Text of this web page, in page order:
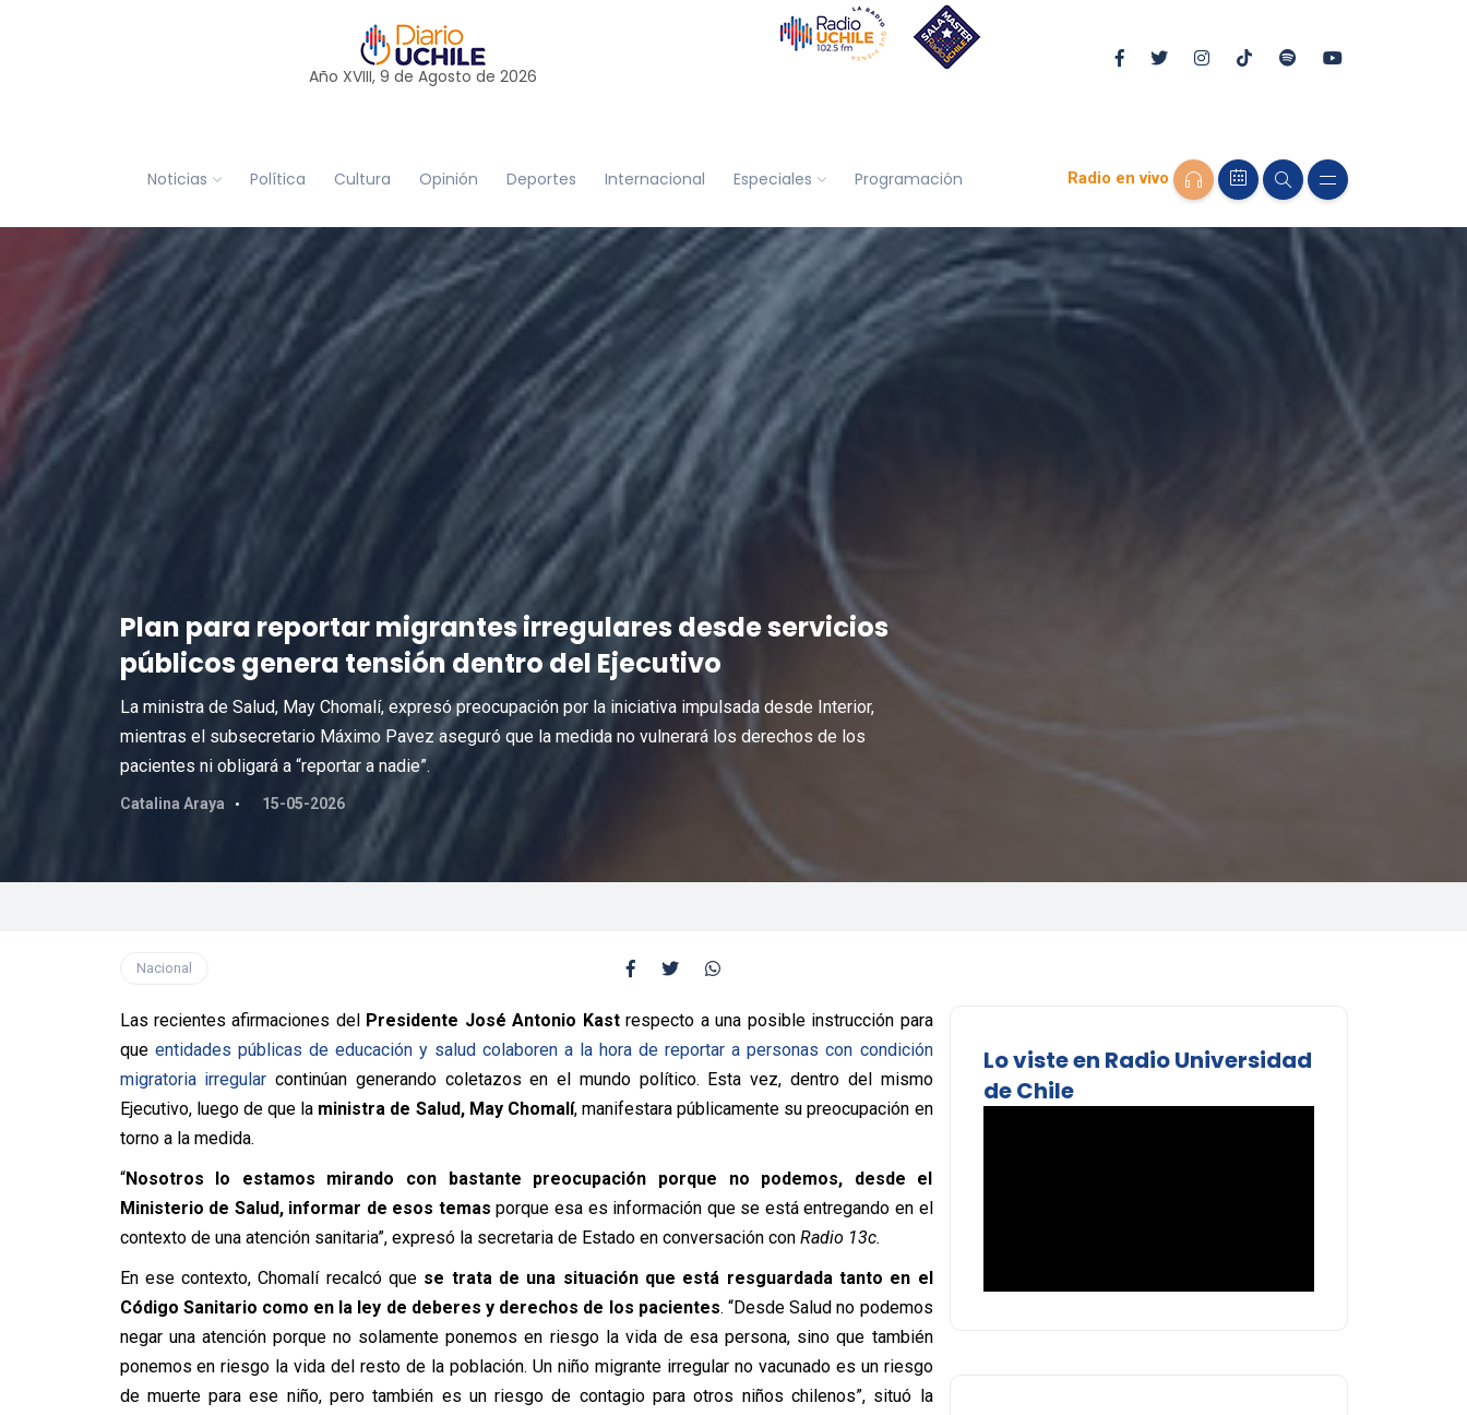
Año XVIII, 9 de Agosto de 2026
Noticias Política Cultura Opinión Deportes Internacional Especiales Programación Radio en vivo
Plan para reportar migrantes irregulares desde servicios
públicos genera tensión dentro del Ejecutivo
La ministra de Salud, May Chomalí, expresó preocupación por la iniciativa impulsada desde Interior,
mientras el subsecretario Máximo Pavez aseguró que la medida no vulnerará los derechos de los
pacientes ni obligará a “reportar a nadie”.
Catalina Araya 15-05-2026
Nacional
Las recientes afirmaciones del Presidente José Antonio Kastrespecto a una posible instrucción para
que entidades públicas de educación y salud colaboren a la hora de reportar a personas con condición
migratoria irregular continúan generando coletazos en el mundo político. Esta vez, dentro del mismo
Ejecutivo, luego de que la ministra de Salud, May Chomalí, manifestara públicamente su preocupación en
torno a la medida.
“Nosotros lo estamos mirando con bastante preocupación porque no podemos, desde el
Ministerio de Salud, informar de esos temas porque esa es información que se está entregando en el
contexto de una atención sanitaria”, expresó la secretaria de Estado en conversación con Radio 13c.
En ese contexto, Chomalí recalcó que se trata de una situación que está resguardada tanto en el
Código Sanitario como en la ley de deberes y derechos de los pacientes. “Desde Salud no podemos
negar una atención porque no solamente ponemos en riesgo la vida de esa persona, sino que también
ponemos en riesgo la vida del resto de la población. Un niño migrante irregular no vacunado es un riesgo
de muerte para ese niño, pero también es un riesgo de contagio para otros niños chilenos”, situó la
Lo viste en Radio Universidad
de Chile